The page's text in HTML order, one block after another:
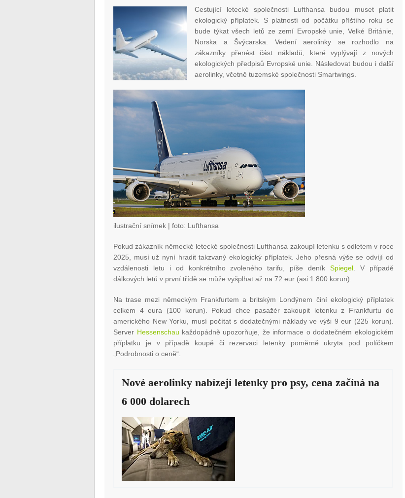
Cestující letecké společnosti Lufthansa budou muset platit
ekologický příplatek. S platností od počátku příštího roku se
bude týkat všech letů ze zemí Evropské unie, Velké Británie,
Norska a Švýcarska. Vedení aerolinky se rozhodlo na
zákazníky přenést část nákladů, které vyplývají z nových
ekologických předpisů Evropské unie. Následovat budou i další
aerolinky, včetně tuzemské společnosti Smartwings.
ilustrační snímek | foto: Lufthansa
Pokud zákazník německé letecké společnosti Lufthansa zakoupí letenku s odletem v roce
2025, musí už nyní hradit takzvaný ekologický příplatek. Jeho přesná výše se odvíjí od
vzdálenosti letu i od konkrétního zvoleného tarifu, píše deník Spiegel. V případě
dálkových letů v první třídě se může vyšplhat až na 72 eur (asi 1 800 korun).
Na trase mezi německým Frankfurtem a britským Londýnem činí ekologický příplatek
celkem 4 eura (100 korun). Pokud chce pasažér zakoupit letenku z Frankfurtu do
amerického New Yorku, musí počítat s dodatečnými náklady ve výši 9 eur (225 korun).
Server Hessenschau každopádně upozorňuje, že informace o dodatečném ekologickém
příplatku je v případě koupě či rezervaci letenky poměrně ukryta pod políčkem
„Podrobnosti o ceně“.
Nové aerolinky nabízejí letenky pro psy, cena začíná na
6 000 dolarech